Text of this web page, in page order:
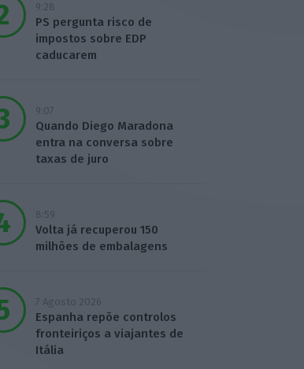
9:28
PS pergunta risco de
impostos sobre EDP
caducarem
9:07
Quando Diego Maradona
entra na conversa sobre
taxas de juro
8:59
Volta já recuperou 150
milhões de embalagens
7 Agosto 2026
Espanha repõe controlos
fronteiriços a viajantes de
Itália